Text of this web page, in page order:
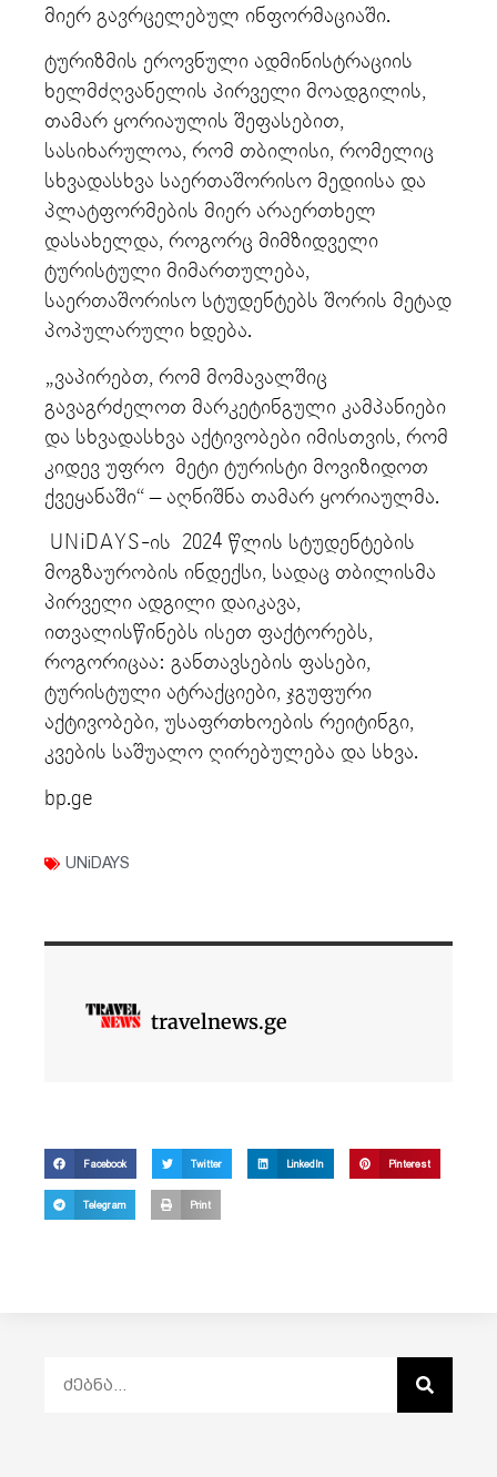
მიერ გავრცელებულ ინფორმაციაში.
ტურიზმის ეროვნული ადმინისტრაციის
ხელმძღვანელის პირველი მოადგილის,
თამარ ყორიაულის შეფასებით,
სასიხარულოა, რომ თბილისი, რომელიც
სხვადასხვა საერთაშორისო მედიისა და
პლატფორმების მიერ არაერთხელ
დასახელდა, როგორც მიმზიდველი
ტურისტული მიმართულება,
საერთაშორისო სტუდენტებს შორის მეტად
პოპულარული ხდება.
„ვაპირებთ, რომ მომავალშიც
გავაგრძელოთ მარკეტინგული კამპანიები
და სხვადასხვა აქტივობები იმისთვის, რომ
კიდევ უფრო მეტი ტურისტი მოვიზიდოთ
ქვეყანაში“ – აღნიშნა თამარ ყორიაულმა.
UNiDAYS-ის 2024 წლის სტუდენტების
მოგზაურობის ინდექსი, სადაც თბილისმა
პირველი ადგილი დაიკავა,
ითვალისწინებს ისეთ ფაქტორებს,
როგორიცაა: განთავსების ფასები,
ტურისტული ატრაქციები, ჯგუფური
აქტივობები, უსაფრთხოების რეიტინგი,
კვების საშუალო ღირებულება და სხვა.
bp.ge
UNiDAYS
travelnews.ge
Facebook Twitter LinkedIn Pinterest
Telegram Print